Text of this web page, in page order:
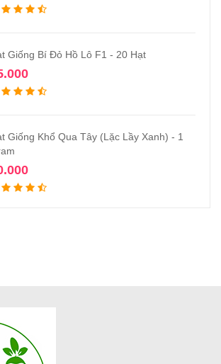
Giống Bí Đỏ Hồ Lô F1 - 20 Hạt
Giống Khổ Qua Tây (Lặc Lầy Xanh) - 1